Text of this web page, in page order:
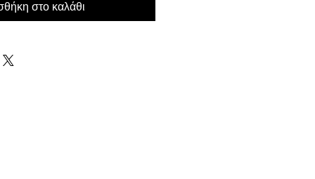
στο καλάθι